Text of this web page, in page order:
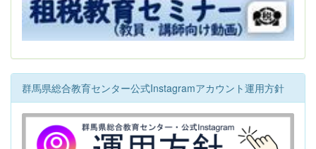
群馬県総合教育センター公式Instagramアカウント運用方針